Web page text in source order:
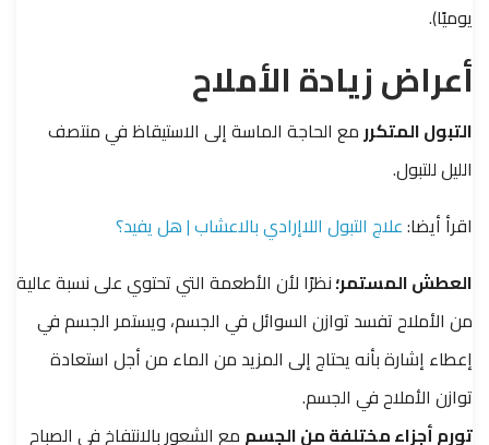
يوميًا).
أعراض زيادة الأملاح
التبول المتكررمع الحاجة الماسة إلى الاستيقاظ في منتصف
الليل للتبول.
اقرأ أيضا:علاج التبول اللاإرادي بالاعشاب | هل يفيد؟
العطش المستمر؛نظرًا لأن الأطعمة التي تحتوي على نسبة عالية
من الأملاح تفسد توازن السوائل في الجسم، ويستمر الجسم في
إعطاء إشارة بأنه يحتاج إلى المزيد من الماء من أجل استعادة
توازن الأملاح في الجسم.
تورم أجزاء مختلفة من الجسم مع الشعور بالانتفاخ في الصباح